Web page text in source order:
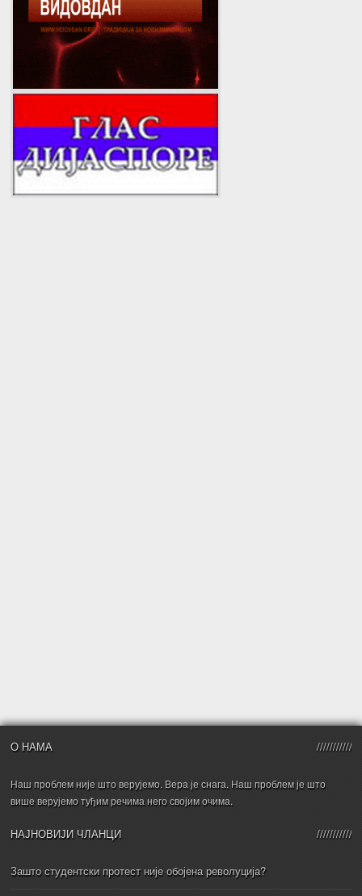
О НАМА
Наш проблем није што верујемо. Вера је снага. Наш проблем је што
више верујемо туђим речима него својим очима.
НАЈНОВИЈИ ЧЛАНЦИ
Зашто студентски протест није обојена револуција?